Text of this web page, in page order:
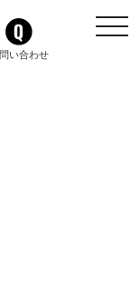
い合わせ